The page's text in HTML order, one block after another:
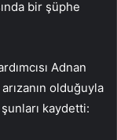
bir şüphe
Adnan
olduğuyla
kaydetti: